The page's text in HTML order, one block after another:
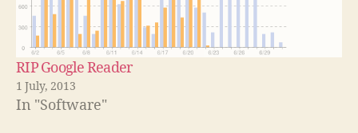
RIP Google Reader
1 July, 2013
In "Software"